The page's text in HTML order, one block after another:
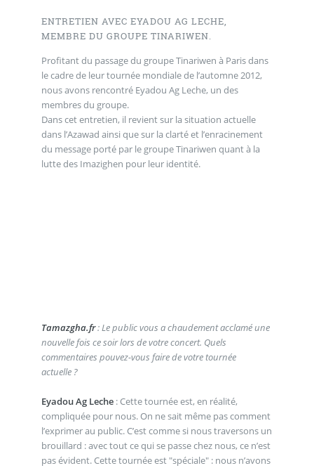
ENTRETIEN AVEC EYADOU AG LECHE,
MEMBRE DU GROUPE TINARIWEN.
Profitant du passage du groupe Tinariwen à Paris dans
le cadre de leur tournée mondiale de l’automne 2012,
nous avons rencontré Eyadou Ag Leche, un des
membres du groupe.
Dans cet entretien, il revient sur la situation actuelle
dans l’Azawad ainsi que sur la clarté et l’enracinement
du message porté par le groupe Tinariwen quant à la
lutte des Imazighen pour leur identité.
Tamazgha.fr: Le public vous a chaudement acclamé une
nouvelle fois ce soir lors de votre concert. Quels
commentaires pouvez-vous faire de votre tournée
actuelle ?
Eyadou Ag Leche: Cette tournée est, en réalité,
compliquée pour nous. On ne sait même pas comment
l’exprimer au public. C’est comme si nous traversons un
brouillard : avec tout ce qui se passe chez nous, ce n’est
pas évident. Cette tournée est "spéciale" : nous n’avons